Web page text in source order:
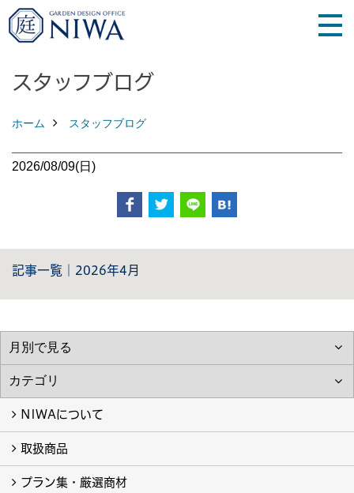
スタッフブログ
ホーム スタッフブログ
2026/08/09(日)
記事一覧｜2026年4月
NIWAについて
NIWAについて
取扱商品
取扱商品-すべて-
カーポート (5)
プラン集・厳選商材